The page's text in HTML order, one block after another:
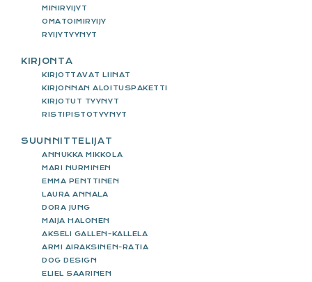
MINIRYIJYT
OMATOIMIRYIJY
RYIJYTYYNYT
KIRJONTA
KIRJOTTAVAT LIINAT
KIRJONNAN ALOITUSPAKETTI
KIRJOTUT TYYNYT
RISTIPISTOTYYNYT
SUUNNITTELIJAT
ANNUKKA MIKKOLA
MARI NURMINEN
EMMA PENTTINEN
LAURA ANNALA
DORA JUNG
MAIJA HALONEN
AKSELI GALLEN-KALLELA
ARMI AIRAKSINEN-RATIA
DOG DESIGN
ELIEL SAARINEN